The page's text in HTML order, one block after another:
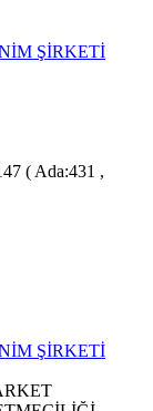
ŞİRKETİ
( Ada:431 ,
ŞİRKETİ